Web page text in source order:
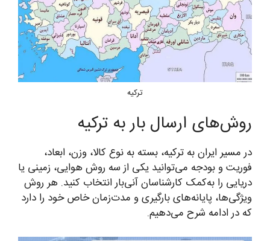
ترکیه
روش‌های ارسال بار به ترکیه
در مسیر ایران به ترکیه، بسته به نوع کالا، وزن، ابعاد،
فوریت و بودجه می‌توانید یکی از سه روش هوایی، زمینی یا
دریایی را به‌کمک کارشناسان آنی‌بار انتخاب کنید. هر روش
ویژگی‌ها، پایانه‌های بارگیری و مدت‌زمان خاص خود را دارد
که در ادامه شرح می‌دهیم.